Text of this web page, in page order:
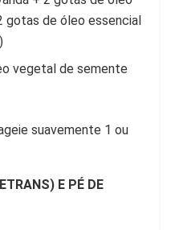
gotas de óleo essencial
vegetal de semente
suavemente 1 ou
E PÉ DE